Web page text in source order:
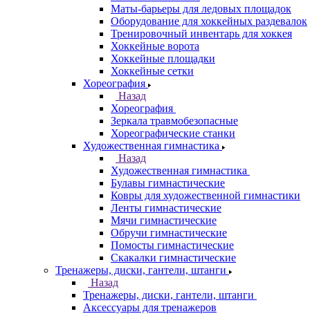
Маты-барьеры для ледовых площадок
Оборудование для хоккейных раздевалок
Тренировочный инвентарь для хоккея
Хоккейные ворота
Хоккейные площадки
Хоккейные сетки
Хореография
Назад
Хореография
Зеркала травмобезопасные
Хореографические станки
Художественная гимнастика
Назад
Художественная гимнастика
Булавы гимнастические
Ковры для художественной гимнастики
Ленты гимнастические
Мячи гимнастические
Обручи гимнастические
Помосты гимнастические
Скакалки гимнастические
Тренажеры, диски, гантели, штанги
Назад
Тренажеры, диски, гантели, штанги
Аксессуары для тренажеров